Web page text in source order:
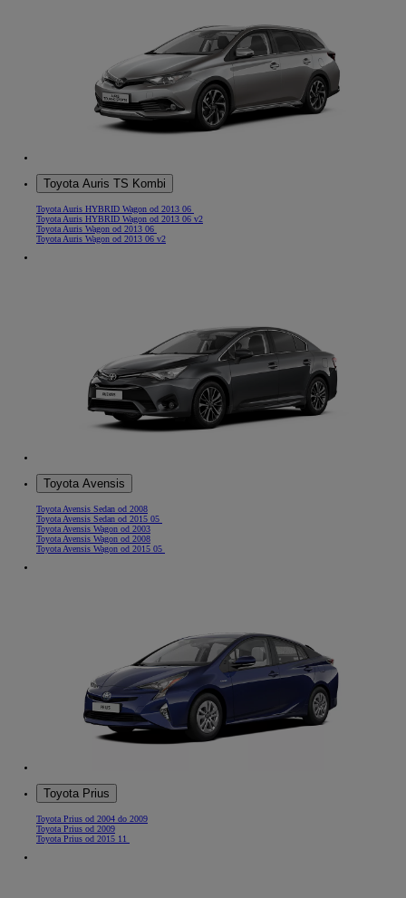
Toyota Auris TS Kombi
Toyota Auris HYBRID Wagon od 2013 06
Toyota Auris HYBRID Wagon od 2013 06 v2
Toyota Auris Wagon od 2013 06
Toyota Auris Wagon od 2013 06 v2
Toyota Avensis
Toyota Avensis Sedan od 2008
Toyota Avensis Sedan od 2015 05
Toyota Avensis Wagon od 2003
Toyota Avensis Wagon od 2008
Toyota Avensis Wagon od 2015 05
Toyota Prius
Toyota Prius od 2004 do 2009
Toyota Prius od 2009
Toyota Prius od 2015 11